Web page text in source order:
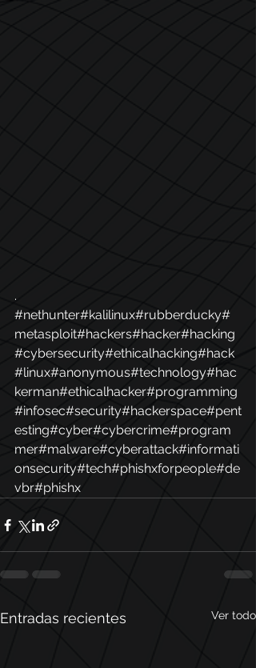
.
#nethunter#kalilinux#rubberducky#
metasploit#hackers#hacker#hacking
#cybersecurity#ethicalhacking#hack
#linux#anonymous#technology#hac
kerman#ethicalhacker#programming
#infosec#security#hackerspace#pent
esting#cyber#cybercrime#program
mer#malware#cyberattack#informati
onsecurity#tech#phishxforpeople#de
vbr#phishx
Entradas recientes Ver todo